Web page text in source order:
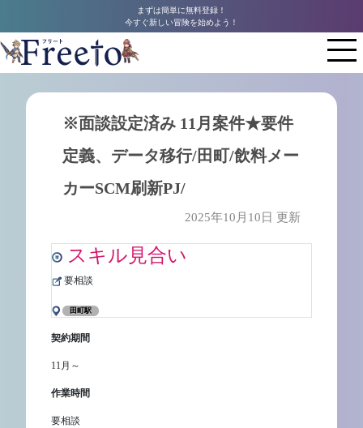
まずは簡単に無料登録！
今すぐ新しい冒険を始めよう！
※面談設定済み 11月案件★要件
定義、データ移行/田町/飲料メー
カーSCM刷新PJ/
2025年10月10日 更新
スキル見合い
要相談
田町駅
契約期間
11月～
作業時間
要相談